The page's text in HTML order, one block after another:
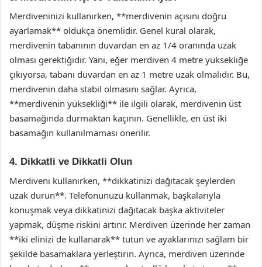
Merdiveninizi kullanırken, **merdivenin açısını doğru
ayarlamak** oldukça önemlidir. Genel kural olarak,
merdivenin tabanının duvardan en az 1/4 oranında uzak
olması gerektiğidir. Yani, eğer merdiven 4 metre yüksekliğe
çıkıyorsa, tabanı duvardan en az 1 metre uzak olmalıdır. Bu,
merdivenin daha stabil olmasını sağlar. Ayrıca,
**merdivenin yüksekliği** ile ilgili olarak, merdivenin üst
basamağında durmaktan kaçının. Genellikle, en üst iki
basamağın kullanılmaması önerilir.
4. Dikkatli ve Dikkatli Olun
Merdiveni kullanırken, **dikkatinizi dağıtacak şeylerden
uzak durun**. Telefonunuzu kullanmak, başkalarıyla
konuşmak veya dikkatinizi dağıtacak başka aktiviteler
yapmak, düşme riskini artırır. Merdiven üzerinde her zaman
**iki elinizi de kullanarak** tutun ve ayaklarınızı sağlam bir
şekilde basamaklara yerleştirin. Ayrıca, merdiven üzerinde